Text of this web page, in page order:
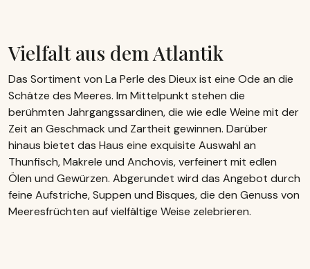
Vielfalt aus dem Atlantik
Das Sortiment von La Perle des Dieux ist eine Ode an die
Schätze des Meeres. Im Mittelpunkt stehen die
berühmten Jahrgangssardinen, die wie edle Weine mit der
Zeit an Geschmack und Zartheit gewinnen. Darüber
hinaus bietet das Haus eine exquisite Auswahl an
Thunfisch, Makrele und Anchovis, verfeinert mit edlen
Ölen und Gewürzen. Abgerundet wird das Angebot durch
feine Aufstriche, Suppen und Bisques, die den Genuss von
Meeresfrüchten auf vielfältige Weise zelebrieren.